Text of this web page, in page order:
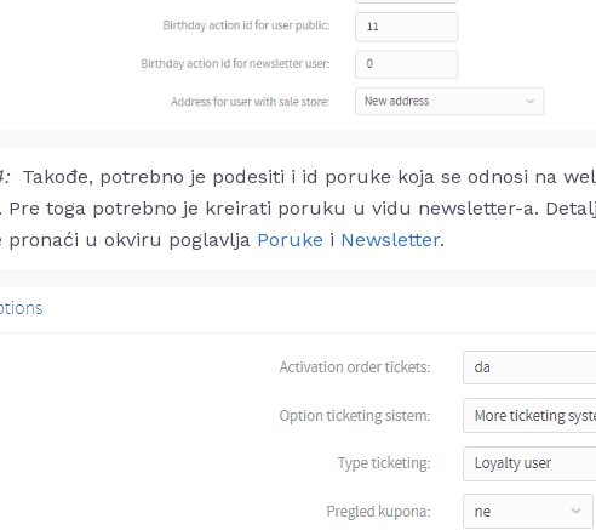
Takođe, potrebno je podesiti i id poruke koja se odnosi na
Pre toga potrebno je kreirati poruku u vidu newsletter-a.
pronaći u okviru poglavlja Poruke i Newsletter.